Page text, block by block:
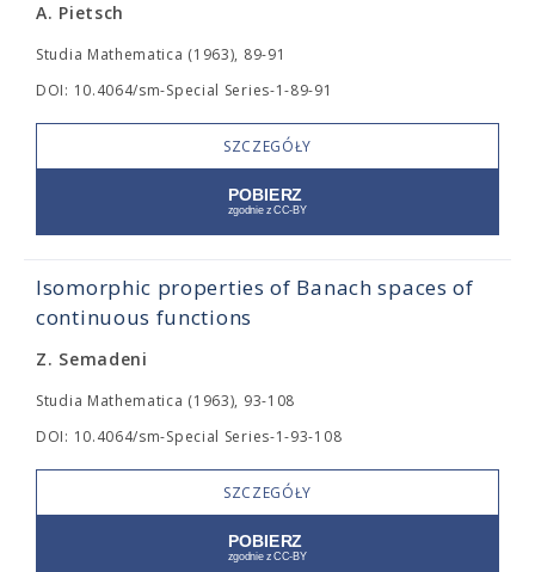
A. Pietsch
Studia Mathematica (1963), 89-91
DOI: 10.4064/sm-Special Series-1-89-91
SZCZEGÓŁY
Isomorphic properties of Banach spaces of
continuous functions
Z. Semadeni
Studia Mathematica (1963), 93-108
DOI: 10.4064/sm-Special Series-1-93-108
SZCZEGÓŁY